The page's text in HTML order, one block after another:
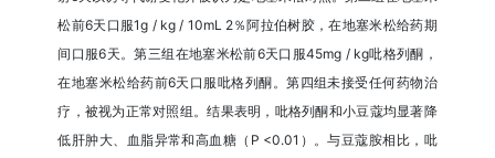
松前6天口服1g / kg / 10mL 2％阿拉伯树胶，在地塞米松给药期
间口服6天。第三组在地塞米松前6天口服45mg / kg吡格列酮，
在地塞米松给药前6天口服吡格列酮。第四组未接受任何药物治
疗，被视为正常对照组。结果表明，吡格列酮和小豆蔻均显著降
低肝肿大、血脂异常和高血糖（P <0.01）。与豆蔻胺相比，吡